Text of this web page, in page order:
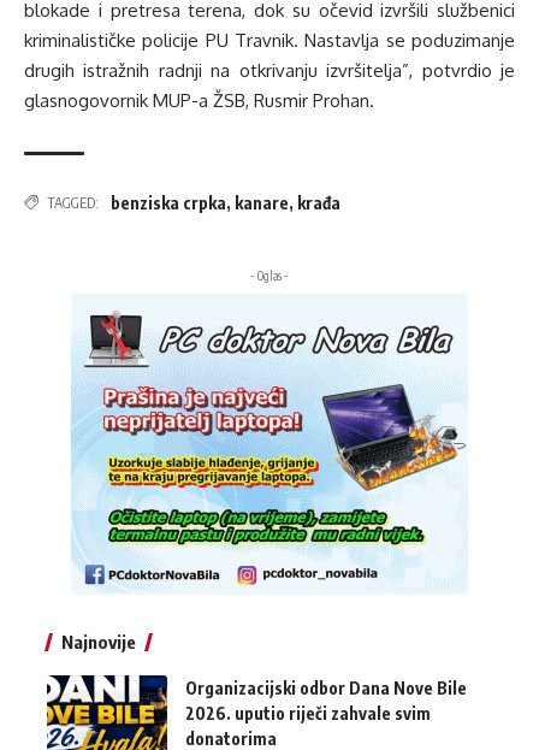
blokade i pretresa terena, dok su očevid izvršili službenici
kriminalističke policije PU Travnik. Nastavlja se poduzimanje
drugih istražnih radnji na otkrivanju izvršitelja”, potvrdio je
glasnogovornik MUP-a ŽSB, Rusmir Prohan.
TAGGED: benziska crpka, kanare, krađa
- Oglas -
Najnovije
Organizacijski odbor Dana Nove Bile
2026. uputio riječi zahvale svim
donatorima